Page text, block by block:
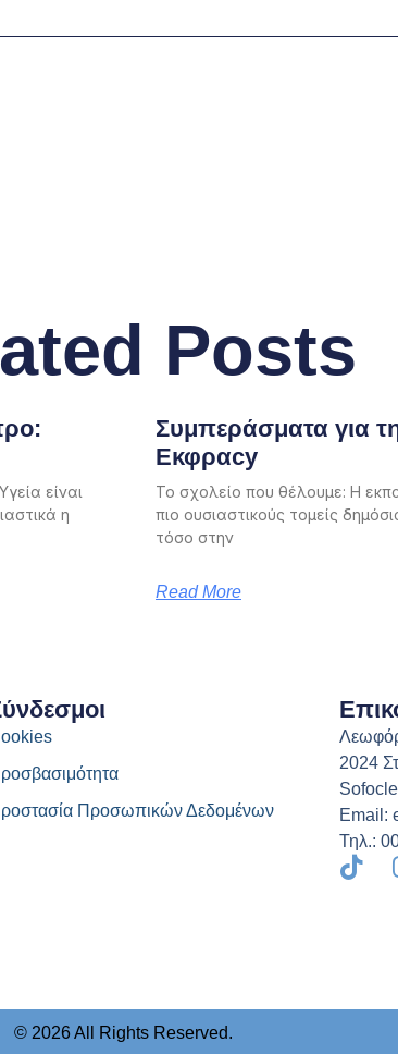
Posts
είναι
η
Συμπεράσματα για
Εκφραcy
Το σχολείο που θέλουμε: Η
πιο ουσιαστικούς τομείς
τόσο στην
Read More
Προσωπικών Δεδομένων
2024
Email:
Τηλ.:
T
© 2026 All Rights Reserved.